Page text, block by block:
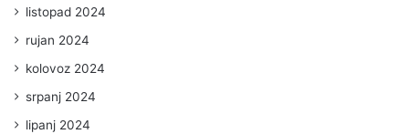
listopad 2024
rujan 2024
kolovoz 2024
srpanj 2024
lipanj 2024